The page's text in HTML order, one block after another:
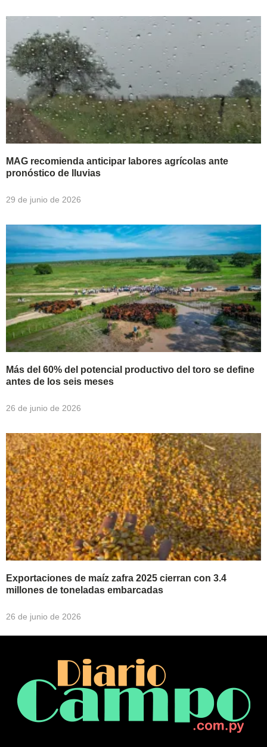
MAG recomienda anticipar labores agrícolas ante
pronóstico de lluvias
29 de junio de 2026
Más del 60% del potencial productivo del toro se define
antes de los seis meses
26 de junio de 2026
Exportaciones de maíz zafra 2025 cierran con 3.4
millones de toneladas embarcadas
26 de junio de 2026